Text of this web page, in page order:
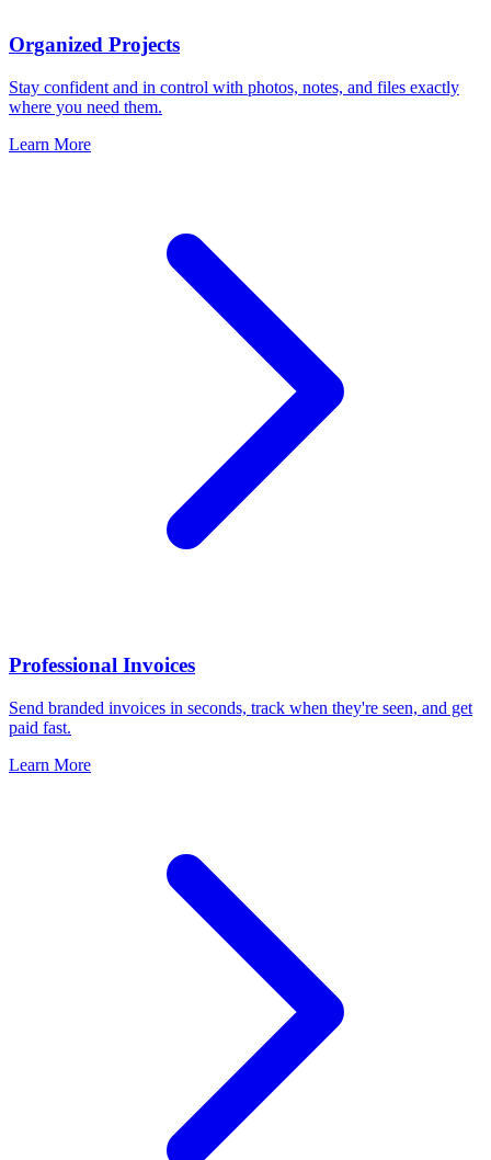
Organized Projects
Stay confident and in control with photos, notes, and files exactly
where you need them.
Learn More
Professional Invoices
Send branded invoices in seconds, track when they're seen, and get
paid fast.
Learn More